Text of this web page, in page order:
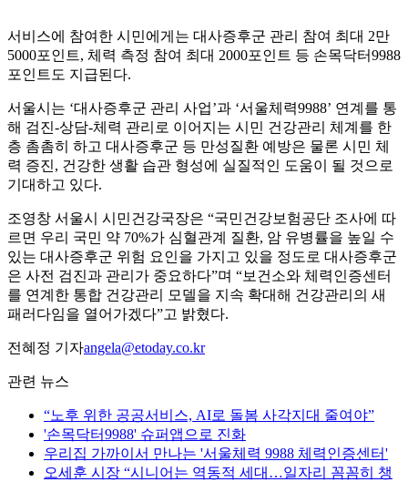
서비스에 참여한 시민에게는 대사증후군 관리 참여 최대 2만
5000포인트, 체력 측정 참여 최대 2000포인트 등 손목닥터9988
포인트도 지급된다.
서울시는 ‘대사증후군 관리 사업’과 ‘서울체력9988’ 연계를 통
해 검진-상담-체력 관리로 이어지는 시민 건강관리 체계를 한
층 촘촘히 하고 대사증후군 등 만성질환 예방은 물론 시민 체
력 증진, 건강한 생활 습관 형성에 실질적인 도움이 될 것으로
기대하고 있다.
조영창 서울시 시민건강국장은 “국민건강보험공단 조사에 따
르면 우리 국민 약 70%가 심혈관계 질환, 암 유병률을 높일 수
있는 대사증후군 위험 요인을 가지고 있을 정도로 대사증후군
은 사전 검진과 관리가 중요하다”며 “보건소와 체력인증센터
를 연계한 통합 건강관리 모델을 지속 확대해 건강관리의 새
패러다임을 열어가겠다”고 밝혔다.
전혜정 기자angela@etoday.co.kr
관련 뉴스
“노후 위한 공공서비스, AI로 돌봄 사각지대 줄여야”
'손목닥터9988' 슈퍼앱으로 진화
우리집 가까이서 만나는 '서울체력 9988 체력인증센터'
오세훈 시장 “시니어는 역동적 세대…일자리 꼼꼼히 챙